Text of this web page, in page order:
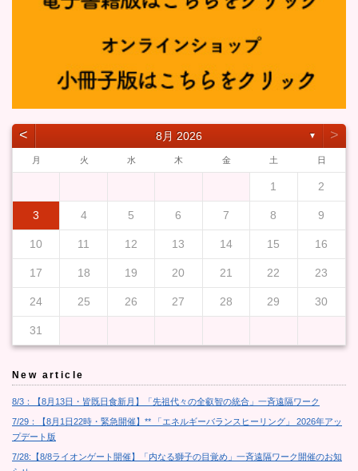
˂ 8月 2026 ▼ ˃
月 火 水 木 金 土 日
1 2
3 4 5 6 7 8 9
10 11 12 13 14 15 16
17 18 19 20 21 22 23
24 25 26 27 28 29 30
31
New article
8/3：【8月13日・皆既日食新月】「先祖代々の全叡智の統合」一斉遠隔ワーク
7/29：【8月1日22時・緊急開催】** 「エネルギーバランスヒーリング」 2026年アッ
プデート版
7/28:【8/8ライオンゲート開催】「内なる獅子の目覚め」一斉遠隔ワーク開催のお知